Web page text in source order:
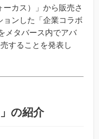
ーカス）」から販売さ
ョンした「企業コラボ
メタバース内でアバ
することを発表し
の紹介